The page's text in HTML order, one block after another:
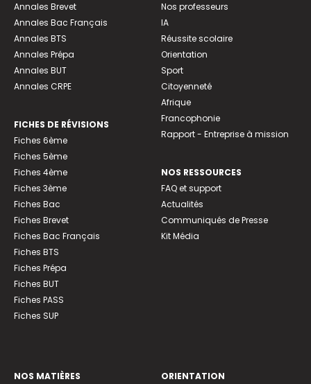
Annales Brevet
Annales Bac Français
Annales BTS
Annales Prépa
Annales BUT
Annales CRPE
FICHES DE RÉVISIONS
Fiches 6ème
Fiches 5ème
Fiches 4ème
Fiches 3ème
Fiches Bac
Fiches Brevet
Fiches Bac Français
Fiches BTS
Fiches Prépa
Fiches BUT
Fiches PASS
Fiches SUP
Nos professeurs
IA
Réussite scolaire
Orientation
Sport
Citoyenneté
Afrique
Francophonie
Rapport - Entreprise à mission
NOS RESSOURCES
FAQ et support
Actualités
Communiqués de Presse
Kit Média
NOS MATIÈRES
ORIENTATION